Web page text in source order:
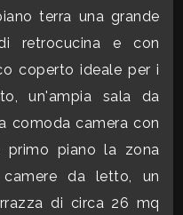
terra una grande
retrocucina e con
coperto ideale per i
un'ampia sala da
comoda camera con
primo piano la zona
da letto, un
di circa 26 mq